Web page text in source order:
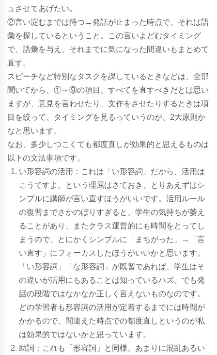
ュさせてあげたい。
②言い淀むまでは待つ→発話が止まった時点で、それは語
彙を探しているということ。この言いよどむタイミング
で、語彙を与え、 それまでに気になった間違いもまとめて
直す。
スピーチなど特別なタスクを課しているときなどは、 全部
聞いてから、①～⑨の項目、 すべてを直すべきだとは思い
ますが、意見を言わせたり、 文作をさせたりするときは項
目を絞って、
タイミングを見るっていうのが、2大原則か
なと思います。
なお、多少しつこくても都度直しが効果的と思えるものは
以下の文法事項です。
い形容詞の活用：これは「い形容詞」だから、活用は
こうですよ、という理屈はさておき、とりあえずはシ
ンプルに講師が言い直すほうがいいです。活用ルール
の復習までさかのぼりすぎると、学生の気持ちが萎え
ることがあり、またクラス運営的にも時間をとってし
まうので、とにかくシンプルに「まちがった」→「言
い直す」にフォーカスしたほうがいいかと思います。
「い形容詞」「な形容詞」が既習であれば、学生はそ
の違いが活用にもあることは知っているハズ。でも発
話の段階ではなかなか正しく言えないものなのです。
どの学習者も形容詞の活用が定着するまでには時間が
かかるので、間違えた時点での都度直しというのが私
は効果的ではないかと思っています。
助詞：これも「形容詞」と同様、あまりに混乱あるい